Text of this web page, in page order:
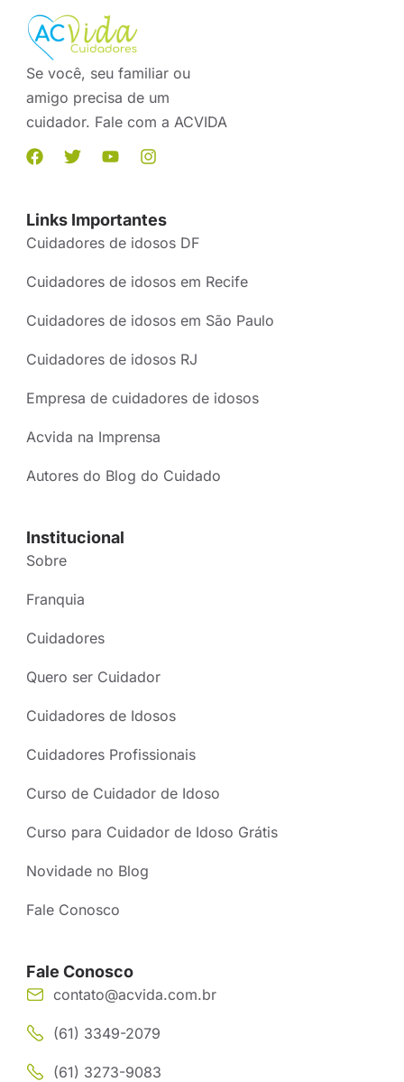
Se você, seu familiar ou
amigo precisa de um
cuidador. Fale com a ACVIDA
Links Importantes
Cuidadores de idosos DF
Cuidadores de idosos em Recife
Cuidadores de idosos em São Paulo
Cuidadores de idosos RJ
Empresa de cuidadores de idosos
Acvida na Imprensa
Autores do Blog do Cuidado
Institucional
Sobre
Franquia
Cuidadores
Quero ser Cuidador
Cuidadores de Idosos
Cuidadores Profissionais
Curso de Cuidador de Idoso
Curso para Cuidador de Idoso Grátis
Novidade no Blog
Fale Conosco
Fale Conosco
contato@acvida.com.br
(61) 3349-2079
(61) 3273-9083